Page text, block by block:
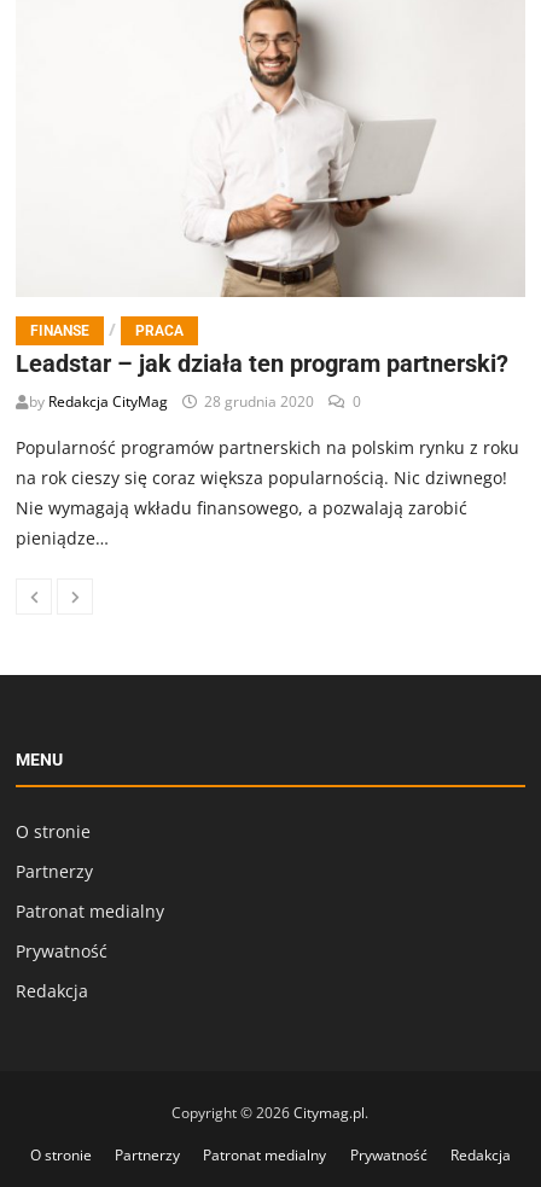
FINANSE / PRACA
Leadstar – jak działa ten program partnerski?
by Redakcja CityMag 28 grudnia 2020 0
Popularność programów partnerskich na polskim rynku z roku
na rok cieszy się coraz większa popularnością. Nic dziwnego!
Nie wymagają wkładu finansowego, a pozwalają zarobić
pieniądze…
MENU
O stronie
Partnerzy
Patronat medialny
Prywatność
Redakcja
Copyright © 2026Citymag.pl.
O stronie Partnerzy Patronat medialny Prywatność Redakcja